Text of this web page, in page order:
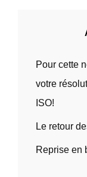
Pour cette
votre
ISO!
Le retour
Reprise en